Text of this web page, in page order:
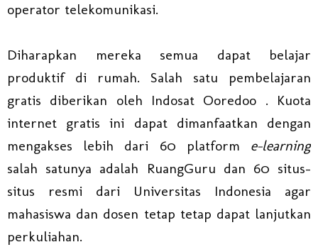
operator telekomunikasi.
Diharapkan mereka semua dapat belajar
produktif di rumah. Salah satu pembelajaran
gratis diberikan oleh Indosat Ooredoo . Kuota
internet gratis ini dapat dimanfaatkan dengan
mengakses lebih dari 60 platform e-learning
salah satunya adalah RuangGuru dan 60 situs-
situs resmi dari Universitas Indonesia agar
mahasiswa dan dosen tetap tetap dapat lanjutkan
perkuliahan.